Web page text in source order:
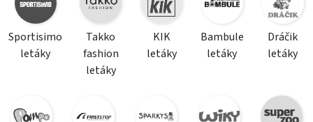
Sportisimo
letáky
Takko
fashion
letáky
KIK
letáky
Bambule
letáky
Dráčik
letáky